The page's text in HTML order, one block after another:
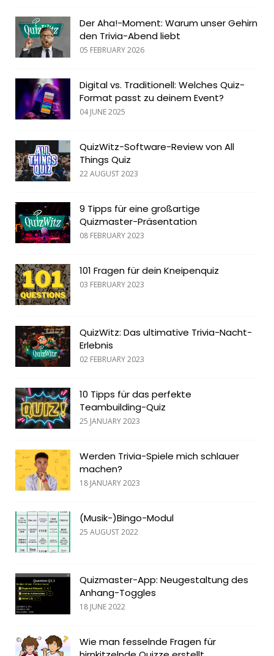
Der Aha!-Moment: Warum unser Gehirn
den Trivia-Abend liebt
05 FEBRUARY 2026
Digital vs. Traditionell: Welches Quiz-
Format passt zu deinem Event?
04 JUNE 2025
QuizWitz-Software-Review von All
Things Quiz
22 AUGUST 2023
9 Tipps für eine großartige
Quizmaster-Präsentation
08 FEBRUARY 2023
101 Fragen für dein Kneipenquiz
03 FEBRUARY 2023
QuizWitz: Das ultimative Trivia-Nacht-
Erlebnis
02 FEBRUARY 2023
10 Tipps für das perfekte
Teambuilding-Quiz
25 JANUARY 2023
Werden Trivia-Spiele mich schlauer
machen?
18 JANUARY 2023
(Musik-)Bingo-Modul
25 AUGUST 2022
Quizmaster-App: Neugestaltung des
Anhang-Toggles
18 JUNE 2022
Wie man fesselnde Fragen für